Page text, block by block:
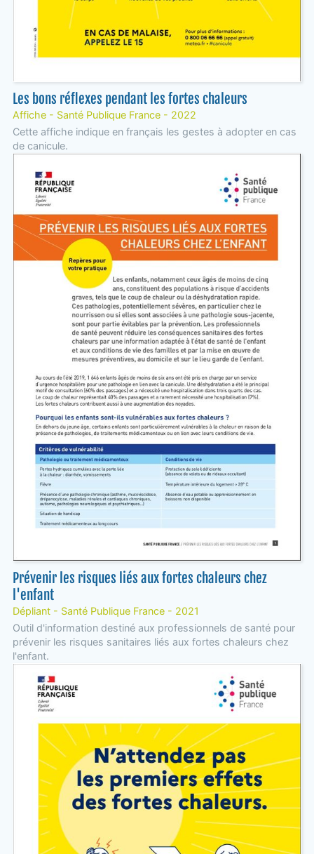
Les bons réflexes pendant les fortes chaleurs
Affiche - Santé Publique France - 2022
Cette affiche indique en français les gestes à adopter en cas
de canicule.
Prévenir les risques liés aux fortes chaleurs chez
l'enfant
Dépliant - Santé Publique France - 2021
Outil d'information destiné aux professionnels de santé pour
prévenir les risques sanitaires liés aux fortes chaleurs chez
l'enfant.